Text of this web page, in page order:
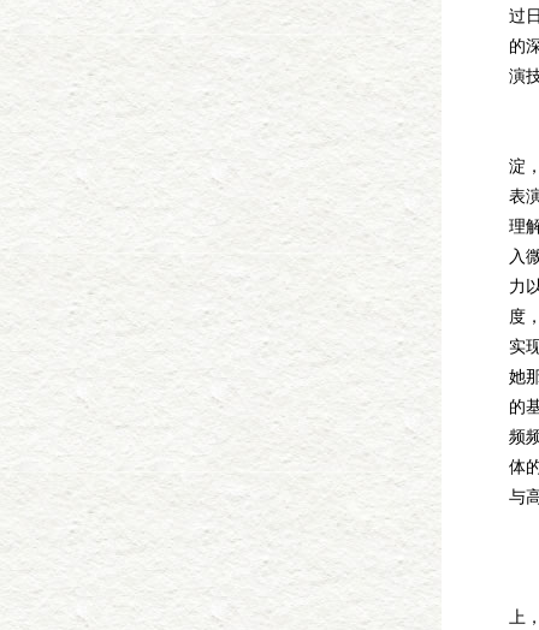
过
的
演
淀
表
理
入
力
度
实
她
的
频
体
与
上